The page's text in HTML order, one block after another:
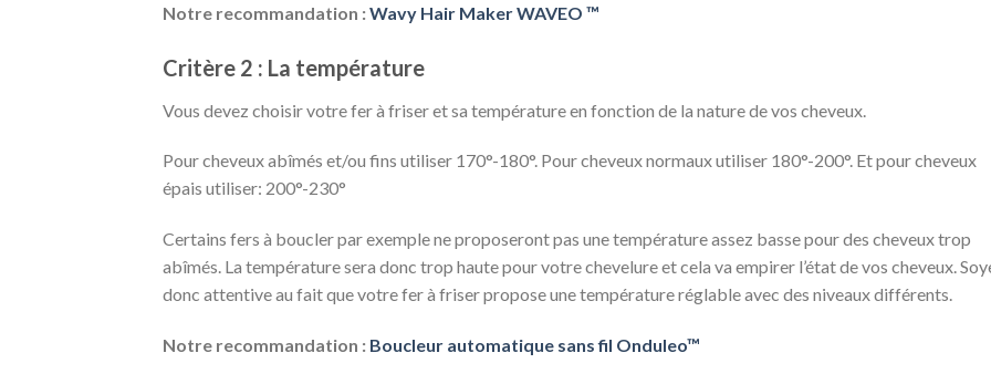
Notre recommandation :Wavy Hair Maker WAVEO ™
Critère 2 : La température
Vous devez choisir votre fer à friser et sa température en fonction de la nature de vos cheveux.
Pour cheveux abîmés et/ou fins utiliser 170°-180°. Pour cheveux normaux utiliser 180°-200°. Et pour cheveux
épais utiliser: 200°-230°
Certains fers à boucler par exemple ne proposeront pas une température assez basse pour des cheveux trop
abîmés. La température sera donc trop haute pour votre chevelure et cela va empirer l’état de vos cheveux.
donc attentive au fait que votre fer à friser propose une température réglable avec des niveaux différents.
Notre recommandation : Boucleur automatique sans fil Onduleo™